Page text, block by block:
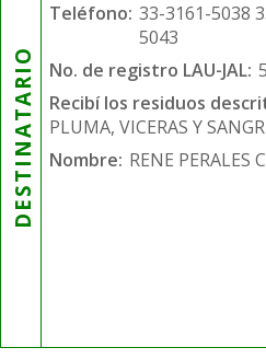
DESTINATARIO
Teléfono: 33-3161-5038
5043
No. de registro LAU-JAL:
Recibí los residuos
PLUMA, VICERAS Y
Nombre: RENE PERALES